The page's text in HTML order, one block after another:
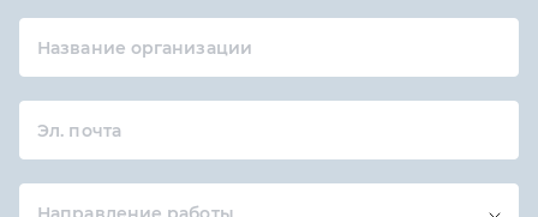
Название организации
Эл. почта